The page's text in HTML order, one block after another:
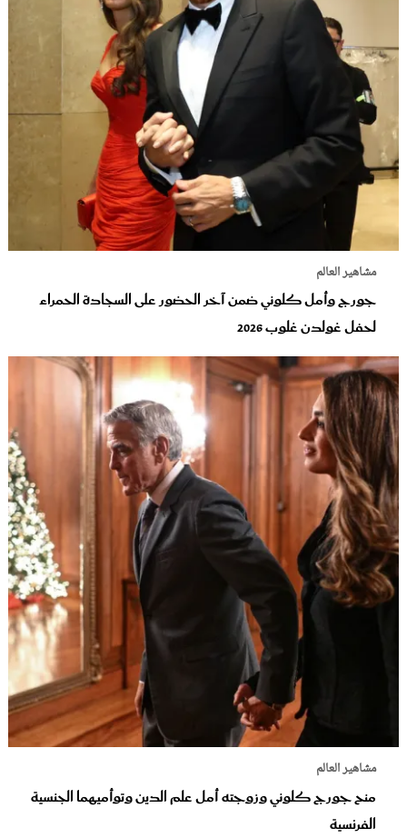
مشاهير العالم
جورج وأمل كلوني ضمن آخر الحضور على السجادة الحمراء
لحفل غولدن غلوب 2026
مشاهير العالم
منح جورج كلوني وزوجته أمل علم الدين وتوأميهما الجنسية
الفرنسية